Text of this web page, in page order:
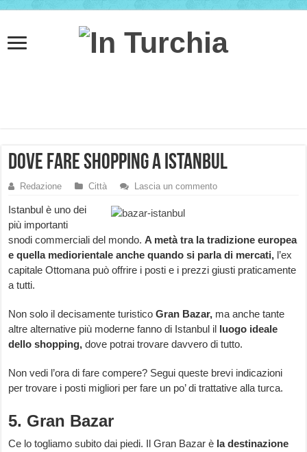
Dove fare shopping a Istanbul
Redazione Città Lascia un commento
Istanbul è uno dei
più importanti
snodi commerciali del mondo.A metà tra la tradizione europea
e quella mediorientale anche quando si parla di mercati, l’ex
capitale Ottomana può offrire i posti e i prezzi giusti praticamente
a tutti.
Non solo il decisamente turisticoGran Bazar, ma anche tante
altre alternative più moderne fanno di Istanbul il luogo ideale
dello shopping,dove potrai trovare davvero di tutto.
Non vedi l’ora di fare compere? Segui queste brevi indicazioni
per trovare i posti migliori per fare un po’ di trattative alla turca.
5. Gran Bazar
Ce lo togliamo subito dai piedi. Il Gran Bazar è la destinazione